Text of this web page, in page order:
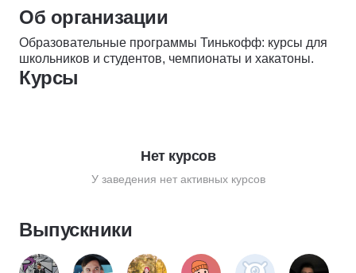
Об организации
Образовательные программы Тинькофф: курсы для
школьников и студентов, чемпионаты и хакатоны.
Курсы
Нет курсов
У заведения нет активных курсов
Выпускники